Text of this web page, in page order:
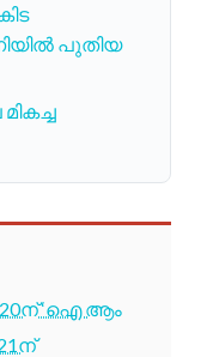
പുതിയ
20ന് ‘ഐ ആം